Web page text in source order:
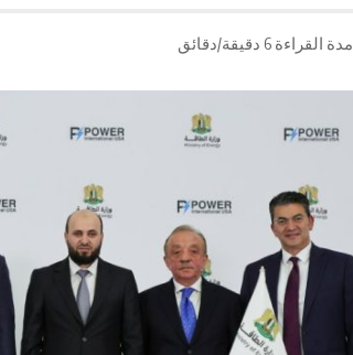
مدة القراءة 6 دقيقة/دقائق